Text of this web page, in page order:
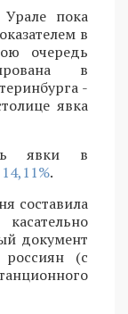
пока
в
очередь
в
-
явка
явки в
.
составила
документ
(с